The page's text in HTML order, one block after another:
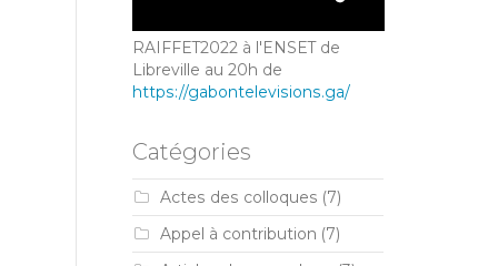
RAIFFET2022 à l'ENSET de
Libreville au 20h de
https://gabontelevisions.ga/
Catégories
Actes des colloques (7)
Appel à contribution (7)